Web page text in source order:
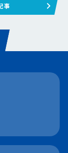
事